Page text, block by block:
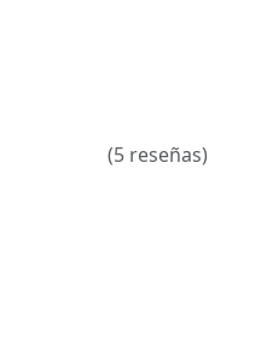
(5 reseñas)